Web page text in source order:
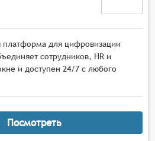
платформа для цифровизации
сотрудников, HR и
и доступен 24/7 с любого
Посмотреть